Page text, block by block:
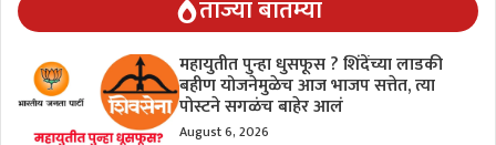
ताज्या बातम्या
महायुतीत पुन्हा धुसफूस ? शिंदेंच्या लाडकी
बहीण योजनेमुळेच आज भाजप सत्तेत, त्या
पोस्टने सगळंच बाहेर आलं
August 6, 2026